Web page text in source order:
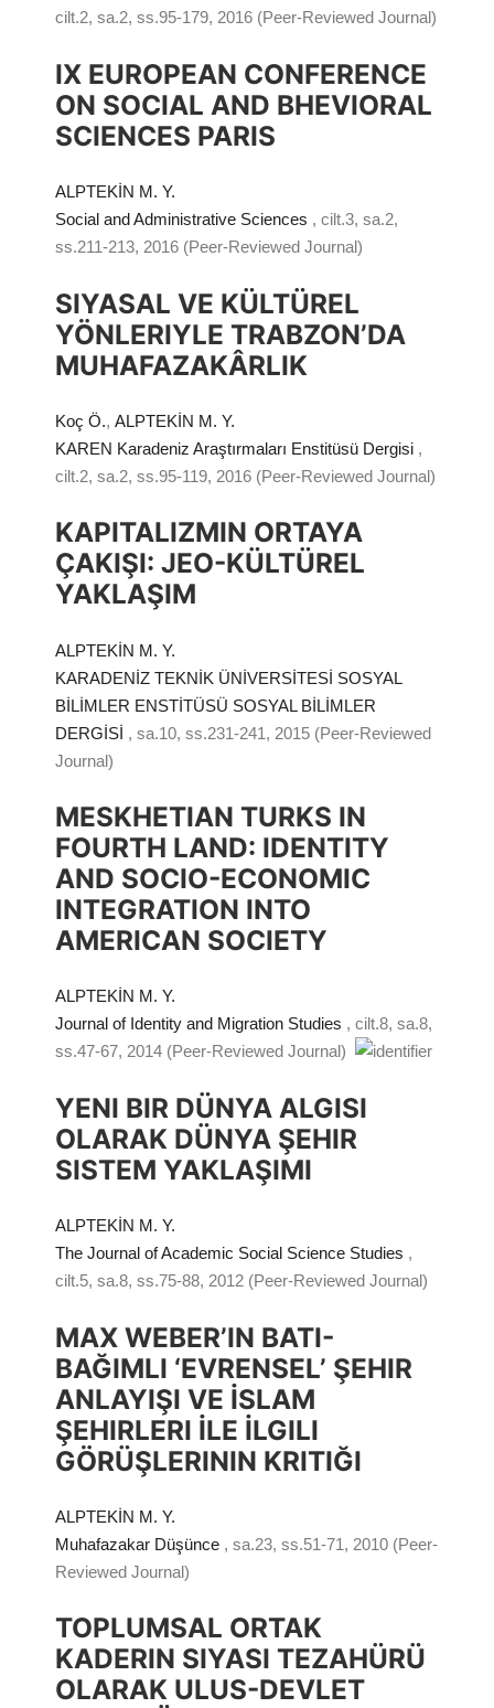
cilt.2, sa.2, ss.95-179, 2016 (Peer-Reviewed Journal)
IX EUROPEAN CONFERENCE
ON SOCIAL AND BHEVIORAL
SCIENCES PARIS
ALPTEKİN M. Y.
Social and Administrative Sciences , cilt.3, sa.2,
ss.211-213, 2016 (Peer-Reviewed Journal)
SIYASAL VE KÜLTÜREL
YÖNLERIYLE TRABZON’DA
MUHAFAZAKÂRLIK
Koç Ö., ALPTEKİN M. Y.
KAREN Karadeniz Araştırmaları Enstitüsü Dergisi ,
cilt.2, sa.2, ss.95-119, 2016 (Peer-Reviewed Journal)
KAPITALIZMIN ORTAYA
ÇAKIŞI: JEO-KÜLTÜREL
YAKLAŞIM
ALPTEKİN M. Y.
KARADENİZ TEKNİK ÜNİVERSİTESİ SOSYAL
BİLİMLER ENSTİTÜSÜ SOSYAL BİLİMLER
DERGİSİ , sa.10, ss.231-241, 2015 (Peer-Reviewed
Journal)
MESKHETIAN TURKS IN
FOURTH LAND: IDENTITY
AND SOCIO-ECONOMIC
INTEGRATION INTO
AMERICAN SOCIETY
ALPTEKİN M. Y.
Journal of Identity and Migration Studies , cilt.8, sa.8,
ss.47-67, 2014 (Peer-Reviewed Journal)
YENI BIR DÜNYA ALGISI
OLARAK DÜNYA ŞEHIR
SISTEM YAKLAŞIMI
ALPTEKİN M. Y.
The Journal of Academic Social Science Studies ,
cilt.5, sa.8, ss.75-88, 2012 (Peer-Reviewed Journal)
MAX WEBER’IN BATI-
BAĞIMLI ‘EVRENSEL’ ŞEHIR
ANLAYIŞI VE İSLAM
ŞEHIRLERI İLE İLGILI
GÖRÜŞLERININ KRITIĞI
ALPTEKİN M. Y.
Muhafazakar Düşünce , sa.23, ss.51-71, 2010 (Peer-
Reviewed Journal)
TOPLUMSAL ORTAK
KADERIN SIYASI TEZAHÜRÜ
OLARAK ULUS-DEVLET